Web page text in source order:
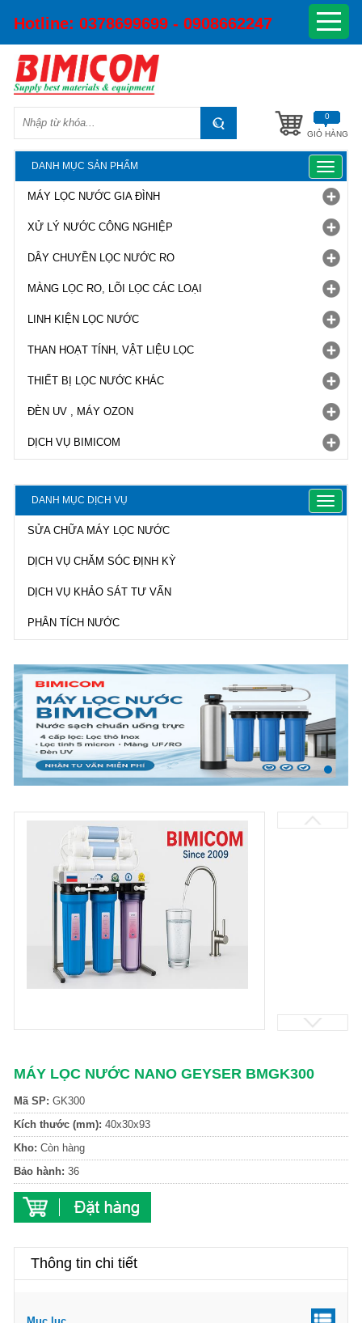
Hotline: 0378699699 - 0908662247
GIỎ HÀNG
0
DANH MỤC SẢN PHẨM
Toggle
MÁY LỌC NƯỚC GIA ĐÌNH
XỬ LÝ NƯỚC CÔNG NGHIỆP
DÂY CHUYỀN LỌC NƯỚC RO
MÀNG LỌC RO, LÕI LỌC CÁC LOẠI
LINH KIỆN LỌC NƯỚC
THAN HOẠT TÍNH, VẬT LIỆU LỌC
THIẾT BỊ LỌC NƯỚC KHÁC
ĐÈN UV , MÁY OZON
DỊCH VỤ BIMICOM
DANH MỤC DỊCH VỤ
Toggle
SỬA CHỮA MÁY LỌC NƯỚC
DỊCH VỤ CHĂM SÓC ĐỊNH KỲ
DỊCH VỤ KHẢO SÁT TƯ VẤN
PHÂN TÍCH NƯỚC
MÁY LỌC NƯỚC NANO GEYSER BMGK300
Mã SP: GK300
Kích thước (mm): 40x30x93
Kho: Còn hàng
Bảo hành: 36
Thông tin chi tiết
Mục lục